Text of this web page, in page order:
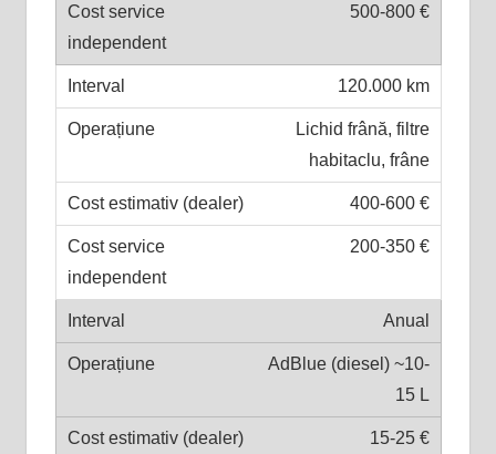
500-800 €
120.000 km
Lichid frână, filtre
habitaclu, frâne
400-600 €
200-350 €
Anual
AdBlue (diesel) ~10-
15 L
15-25 €